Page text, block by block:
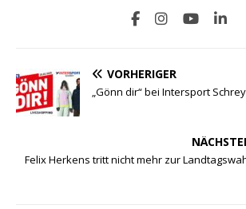
VORHERIGER
„Gönn dir“ bei Intersport
Felix Herkens tritt nicht mehr zur